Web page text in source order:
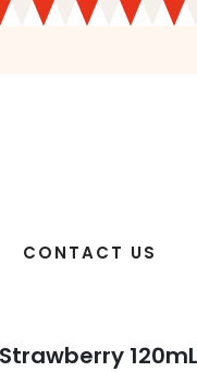
CONTACT US
Strawberry